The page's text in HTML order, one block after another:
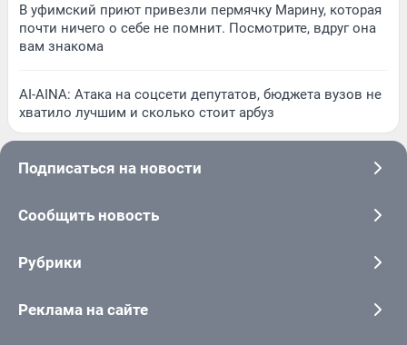
В уфимский приют привезли пермячку Марину, которая
почти ничего о себе не помнит. Посмотрите, вдруг она
вам знакома
AI-AINA: Атака на соцсети депутатов, бюджета вузов не
хватило лучшим и сколько стоит арбуз
Подписаться на новости
Сообщить новость
Рубрики
Реклама на сайте